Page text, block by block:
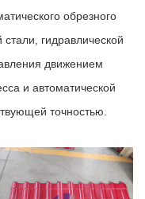
обрезного
гидравлической
движением
и автоматической
точностью.